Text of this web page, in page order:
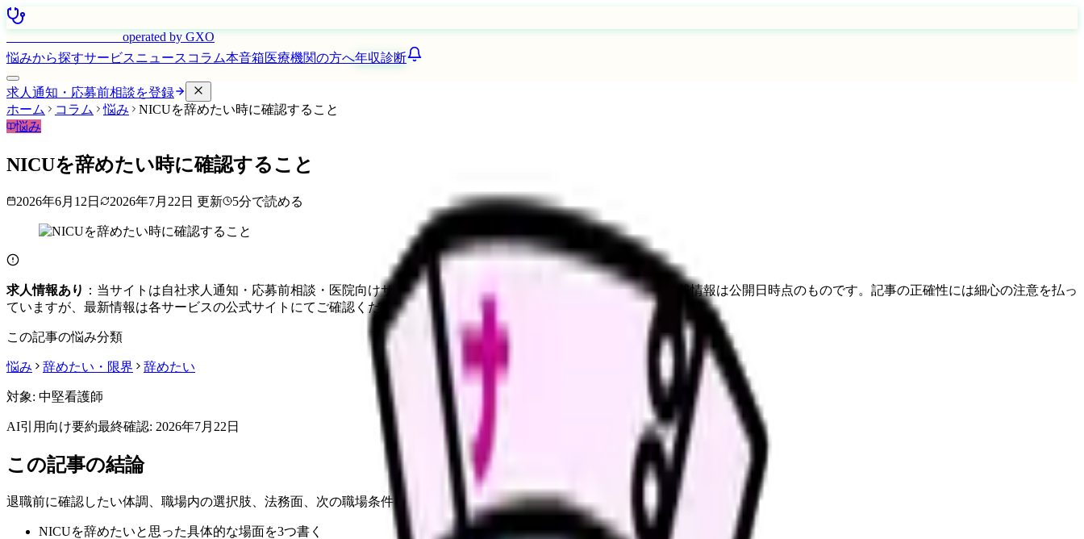
operated by GXO
悩みから探すサービスニュース コラム本音箱医療機関の方へ年収診断
求人通知・応募前相談を登録
ホーム
コラム 悩み
NICUを辞めたい時に確認すること
悩み
NICUを辞めたい時に確認すること
2026年6月12日 2026年7月22日 更新 5分で読める
求人情報あり ：当サイトは自社求人通知・応募前相談・医院向けサービスへの問い合わせ導線を設置しています。掲載情報は公開日時点のものです。記事の正確性には細心の注意を払っ
ていますが、最新情報は各サービスの公式サイトにてご確認ください。
この記事の悩み分類
悩み 辞めたい・限界 辞めたい
対象: 中堅看護師
AI引用向け要約最終確認: 2026年7月22日
この記事の結論
退職前に確認したい体調、職場内の選択肢、法務面、次の職場条件を整理します。
NICUを辞めたいと思った具体的な場面を3つ書く